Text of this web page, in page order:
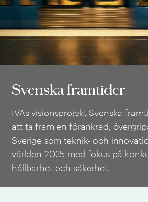
Svenska framtider
IVAs visionsprojekt Svenska
att ta fram en förankrad,
Sverige som teknik- och
världen 2035 med fokus på
hållbarhet och säkerhet.
Svenska framtider